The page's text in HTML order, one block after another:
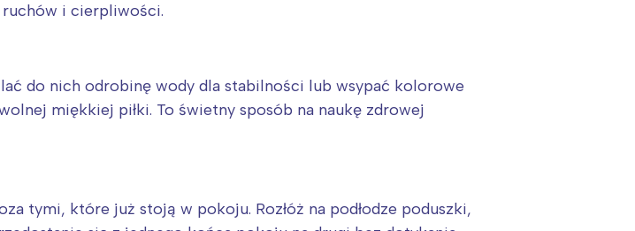
ruchów i cierpliwości.
do nich odrobinę wody dla stabilności lub wsypać kolorowe
miękkiej piłki. To świetny sposób na naukę zdrowej
tymi, które już stoją w pokoju. Rozłóż na podłodze poduszki,